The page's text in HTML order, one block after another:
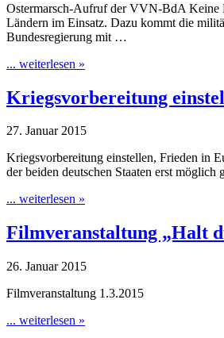
Ostermarsch-Aufruf der VVN-BdA Keine
Ländern im Einsatz. Dazu kommt die
Bundesregierung mit …
... weiterlesen »
Kriegsvorbereitung
27. Januar 2015
Kriegsvorbereitung einstellen, Frieden in
der beiden deutschen Staaten erst
... weiterlesen »
Filmveranstaltung „Halt
26. Januar 2015
Filmveranstaltung 1.3.2015
... weiterlesen »